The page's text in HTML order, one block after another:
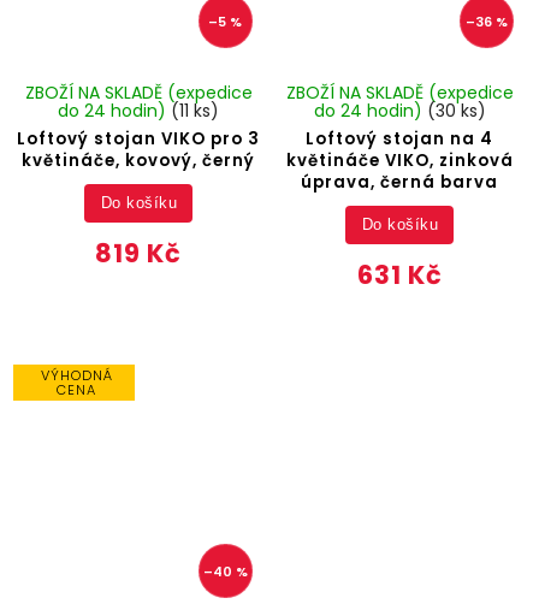
–5 %
Loftový stojan VIKO pro 3
květináče, kovový, černý
ZBOŽÍ NA SKLADĚ (expedice
do 24 hodin) (11 ks)
819 Kč
Do košíku
–36 %
Loftový stojan na 4
květináče VIKO, zinková
úprava, černá barva
ZBOŽÍ NA SKLADĚ (expedice
do 24 hodin) (30 ks)
631 Kč
Do košíku
VÝHODNÁ
CENA
–40 %